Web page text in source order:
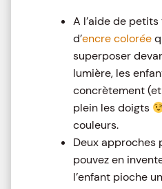
A l’aide de
d’encre colorée
superposer
lumière, les
concrètement
plein les doigts
couleurs.
Deux approches
pouvez en
l’enfant pioche